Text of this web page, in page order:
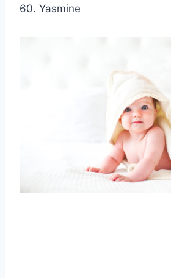
60. Yasmine